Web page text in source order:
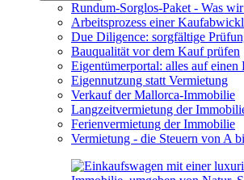
Rundum-Sorglos-Paket - Was wir
Arbeitsprozess einer
Due Diligence: sorgfältige
Bauqualität vor dem Kauf prüfen
Eigentümerportal: alles auf einen
Eigennutzung statt Vermietung
Verkauf der Mallorca-Immobilie
Langzeitvermietung der
Ferienvermietung der Immobilie
Vermietung - die Steuern von A